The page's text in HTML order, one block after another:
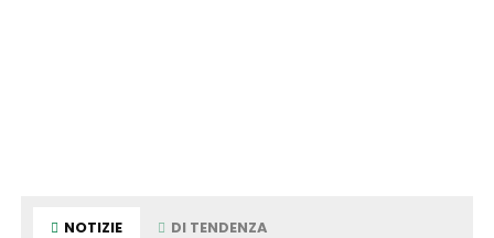
NOTIZIE DI TENDENZA